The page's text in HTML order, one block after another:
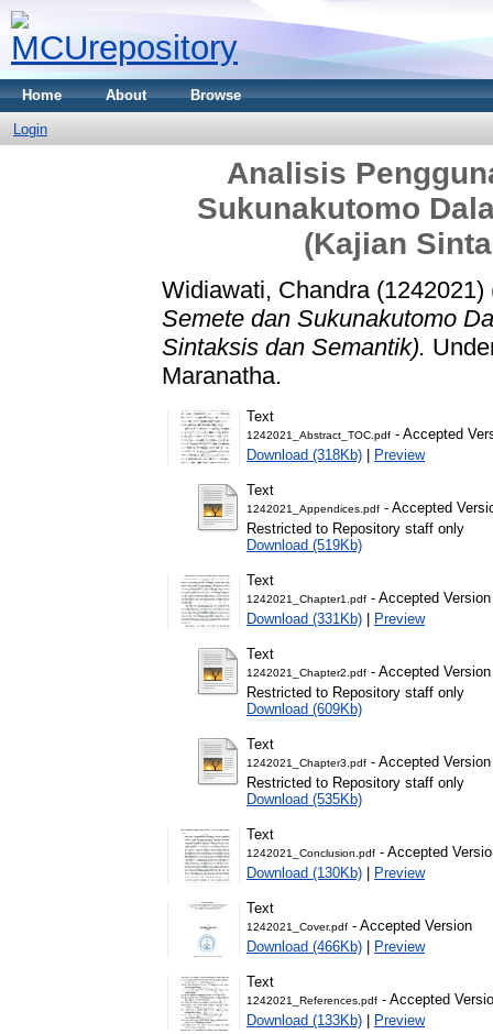
Home About Browse
Login
Analisis
Sukunakutomo
(Kajian
Widiawati, Chandra (1242021)
Semete dan Sukunakutomo
Sintaksis dan Semantik).
Maranatha.
Text
1242021_Abstract_TOC.pdf - Accepted
Download (318Kb) | Preview
Text
1242021_Appendices.pdf - Accepted
Restricted to Repository staff only
Download (519Kb)
Text
1242021_Chapter1.pdf - Accepted Version
Download (331Kb) | Preview
Text
1242021_Chapter2.pdf - Accepted Version
Restricted to Repository staff only
Download (609Kb)
Text
1242021_Chapter3.pdf - Accepted Version
Restricted to Repository staff only
Download (535Kb)
Text
1242021_Conclusion.pdf - Accepted
Download (130Kb) | Preview
Text
1242021_Cover.pdf - Accepted Version
Download (466Kb) | Preview
Text
1242021_References.pdf - Accepted
Download (133Kb) | Preview